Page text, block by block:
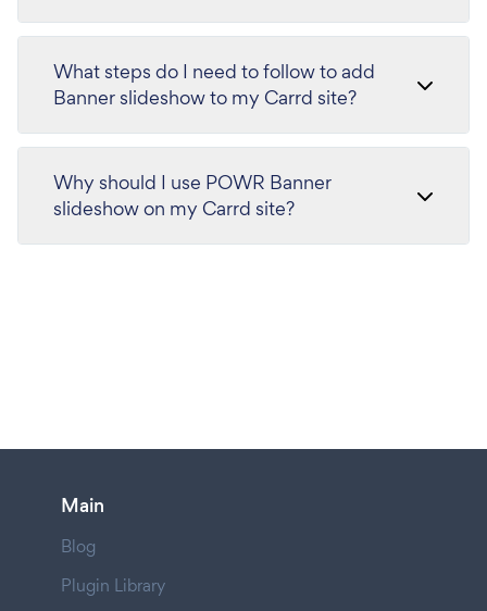
What steps do I need to follow to add
Banner slideshow to my Carrd site?
Why should I use POWR Banner
slideshow on my Carrd site?
Main
Blog
Plugin Library